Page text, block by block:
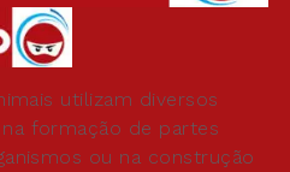
utilizam diversos
formação de partes
ou na construção